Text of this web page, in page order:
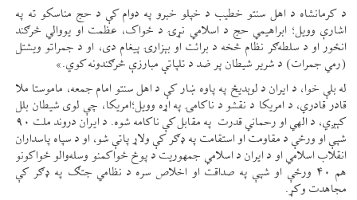
د کرمانشاه د اهل سنتو خطیب د خپلو خبرو په دوام کې د حج مناسکو ته په
اشارې وویل؛ ابراهیمي حج د اسلامي نړۍ د ځواک، عظمت او یووالي څرګند
انځور او د سلطه‌ګر نظام څخه د برائت او بېزارۍ پیغام دی، او د جمراتو ویشتل
(رمي جمرات) د شرير شیطان پر ضد د تلپاتې مبارزې څرګندونه کوي.»
له بلې خوا، د ایران د لوېدیځ په پاوه ښار کې د اهل سنتو امام جمعه، ماموستا ملا
قادر قادري، د امریکا د نقشو د ناکامۍ په اړه وویل؛امریکا، چې لوی شیطان بلل
کېږي، د الهي او رحماني قدرت په مقابل کې ناکامه شوه. د ایران دروند ملت ۹۰
شپې او ورځې د مقاومت او استقامت په ډګر کې ولاړ پاتې شو، او د سپاه پاسداران
انقلاب اسلامي او د ایران د اسلامي جمهوریت د پوځ ځواکمنو وسله‌والو ځواکونو
هم ۴۰ ورځې او شپې په صداقت او اخلاص سره د نظامي جتګ په ډګر کې
مجاهدت وکړ.